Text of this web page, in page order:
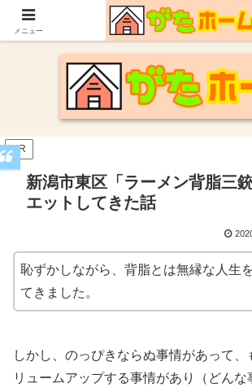
30代施主が自身の新潟での家づくり体験や参考にした
ます。
PR
新潟市東区「ラーメン背脂三
エットしてきた話
恥ずかしながら、背脂とは無縁な人生
てきました。
しかし、のっぴきならぬ事情があって、
リュームアップする事情があり（どんな
メニュー